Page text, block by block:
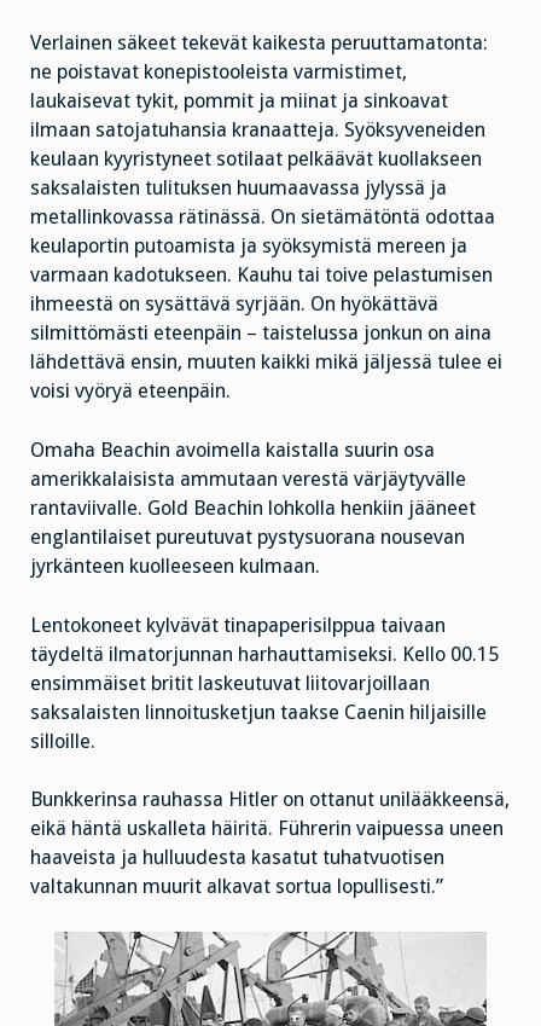
Verlainen säkeet tekevät kaikesta peruuttamatonta:
ne poistavat konepistooleista varmistimet,
laukaisevat tykit, pommit ja miinat ja sinkoavat
ilmaan satojatuhansia kranaatteja. Syöksyveneiden
keulaan kyyristyneet sotilaat pelkäävät kuollakseen
saksalaisten tulituksen huumaavassa jylyssä ja
metallinkovassa rätinässä. On sietämätöntä odottaa
keulaportin putoamista ja syöksymistä mereen ja
varmaan kadotukseen. Kauhu tai toive pelastumisen
ihmeestä on sysättävä syrjään. On hyökättävä
silmittömästi eteenpäin – taistelussa jonkun on aina
lähdettävä ensin, muuten kaikki mikä jäljessä tulee ei
voisi vyöryä eteenpäin.
Omaha Beachin avoimella kaistalla suurin osa
amerikkalaisista ammutaan verestä värjäytyvälle
rantaviivalle. Gold Beachin lohkolla henkiin jääneet
englantilaiset pureutuvat pystysuorana nousevan
jyrkänteen kuolleeseen kulmaan.
Lentokoneet kylvävät tinapaperisilppua taivaan
täydeltä ilmatorjunnan harhauttamiseksi. Kello 00.15
ensimmäiset britit laskeutuvat liitovarjoillaan
saksalaisten linnoitusketjun taakse Caenin hiljaisille
silloille.
Bunkkerinsa rauhassa Hitler on ottanut unilääkkeensä,
eikä häntä uskalleta häiritä. Führerin vaipuessa uneen
haaveista ja hulluudesta kasatut tuhatvuotisen
valtakunnan muurit alkavat sortua lopullisesti.”